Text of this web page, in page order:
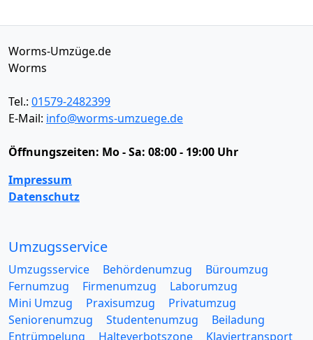
Worms-Umzüge.de
Worms
Tel.: 01579-2482399
E-Mail: info@worms-umzuege.de
Öffnungszeiten: Mo - Sa: 08:00 - 19:00 Uhr
Impressum
Datenschutz
Umzugsservice
Umzugsservice Behördenumzug
Büroumzug
Fernumzug
Firmenumzug
Laborumzug
Mini Umzug
Praxisumzug
Privatumzug
Seniorenumzug
Studentenumzug
Beiladung
Entrümpelung
Halteverbotszone
Klaviertransport